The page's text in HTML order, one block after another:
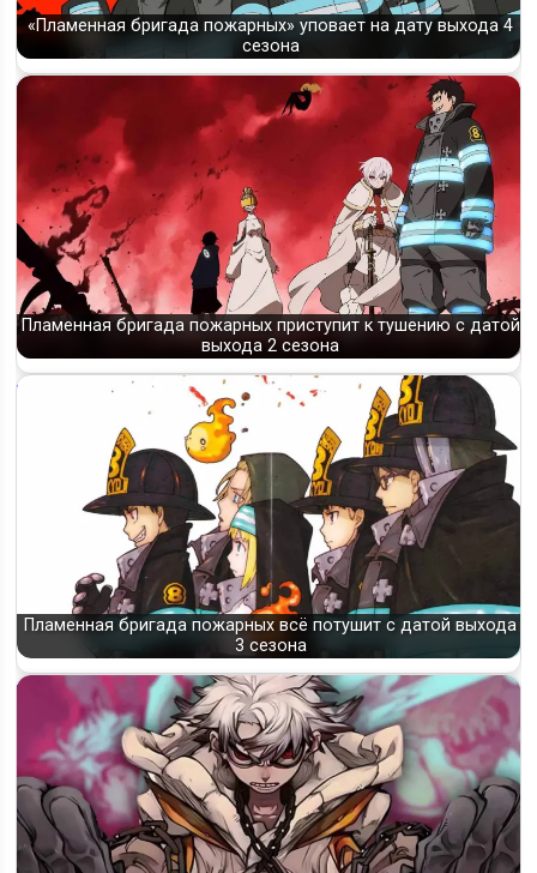
«Пламенная бригада пожарных» уповает на дату выхода 4
сезона
Пламенная бригада пожарных приступит к тушению с датой
выхода 2 сезона
Пламенная бригада пожарных всё потушит с датой выхода
3 сезона